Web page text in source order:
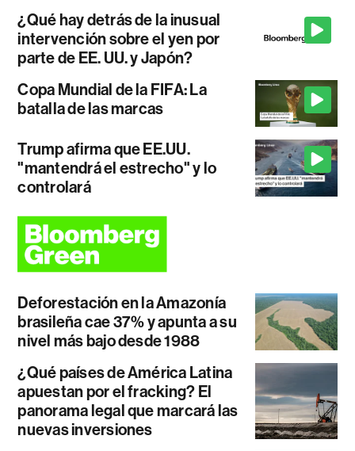
¿Qué hay detrás de la inusual
intervención sobre el yen por
parte de EE. UU. y Japón?
Copa Mundial de la FIFA: La
batalla de las marcas
Trump afirma que EE.UU.
"mantendrá el estrecho" y lo
controlará
Deforestación en la Amazonía
brasileña cae 37% y apunta a su
nivel más bajo desde 1988
¿Qué países de América Latina
apuestan por el fracking? El
panorama legal que marcará las
nuevas inversiones